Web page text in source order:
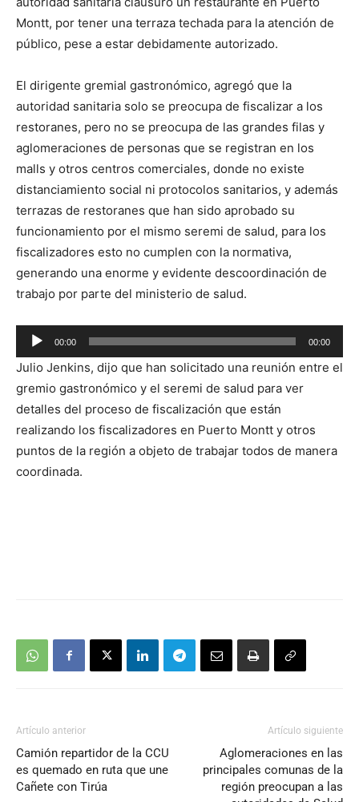
Montt, por tener una terraza techada para la atención de
público, pese a estar debidamente autorizado.
El dirigente gremial gastronómico, agregó que la
autoridad sanitaria solo se preocupa de fiscalizar a los
restoranes, pero no se preocupa de las grandes filas y
aglomeraciones de personas que se registran en los
malls y otros centros comerciales, donde no existe
distanciamiento social ni protocolos sanitarios, y además
terrazas de restoranes que han sido aprobado su
funcionamiento por el mismo seremi de salud, para los
fiscalizadores esto no cumplen con la normativa,
generando una enorme y evidente descoordinación de
trabajo por parte del ministerio de salud.
Reproductor
de
audio
00:00 00:00
Julio Jenkins, dijo que han solicitado una reunión entre el
gremio gastronómico y el seremi de salud para ver
detalles del proceso de fiscalización que están
realizando los fiscalizadores en Puerto Montt y otros
puntos de la región a objeto de trabajar todos de manera
coordinada.
Artículo anterior
Camión repartidor de la CCU
es quemado en ruta que une
Cañete con Tirúa
Artículo siguiente
Aglomeraciones en las
principales comunas de la
región preocupan a las